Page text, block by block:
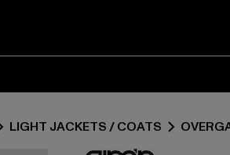
Indhold
på
Sidefod
på
LIGHT JACKETS / COATS